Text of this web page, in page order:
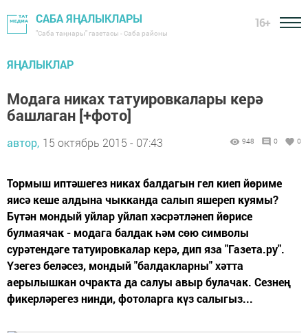
САБА ЯҢАЛЫКЛАРЫ
"Саба таңнары" газетасы - Саба районы
16+
ЯҢАЛЫКЛАР
Модага никах татуировкалары керә
башлаган [+фото]
автор, 15 октябрь 2015 - 07:43 948 0 0
Тормыш иптәшегез никах балдагын гел киеп йөриме
яисә кеше алдына чыкканда салып яшереп куямы?
Бүтән мондый уйлар уйлап хәсрәтләнеп йөрисе
булмаячак - модага балдак һәм сөю символы
сурәтендәге татуировкалар керә, дип яза "Газета.ру".
Үзегез беләсез, мондый "балдакларны" хәтта
аерылышкан очракта да салуы авыр булачак. Сезнең
фикерләрегез нинди, фотоларга күз салыгыз...